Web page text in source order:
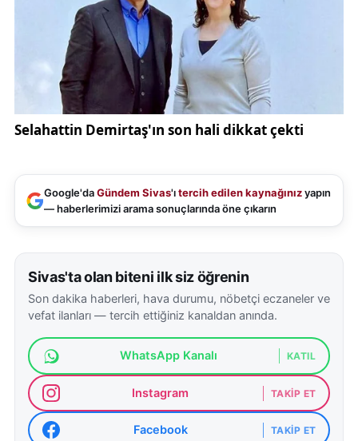
Google'daGündem Sivas'ıtercih edilen kaynağınızyapın
— haberlerimizi arama sonuçlarında öne çıkarın
Sivas'ta olan biteni ilk siz öğrenin
Son dakika haberleri, hava durumu, nöbetçi eczaneler ve
vefat ilanları — tercih ettiğiniz kanaldan anında.
WhatsApp Kanalı KATIL
Instagram TAKIP ET
Facebook TAKIP ET